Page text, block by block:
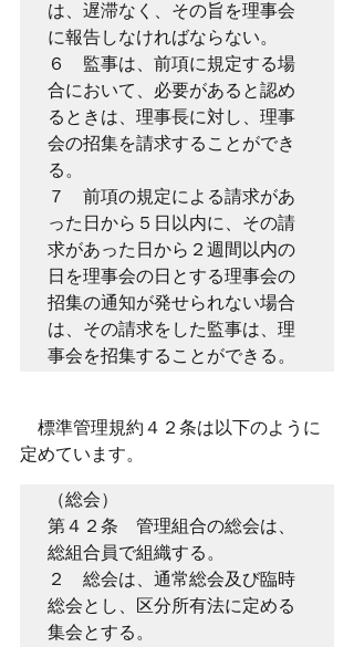
は、遅滞なく、その旨を理事会
に報告しなければならない。
６　監事は、前項に規定する場
合において、必要があると認め
るときは、理事長に対し、理事
会の招集を請求することができ
る。
７　前項の規定による請求があ
った日から５日以内に、その請
求があった日から２週間以内の
日を理事会の日とする理事会の
招集の通知が発せられない場合
は、その請求をした監事は、理
事会を招集することができる。
標準管理規約４２条は以下のように
定めています。
（総会）
第４２条　管理組合の総会は、
総組合員で組織する。
２　総会は、通常総会及び臨時
総会とし、区分所有法に定める
集会とする。